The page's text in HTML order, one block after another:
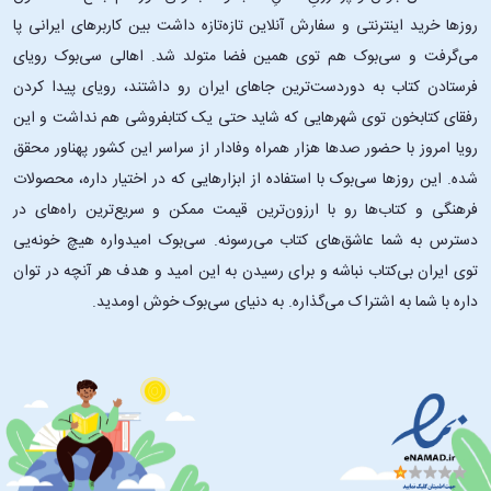
روزها خرید اینترنتی و سفارش آنلاین تازه‌تازه داشت بین کاربرهای ایرانی پا
می‌گرفت و سی‌بوک هم توی همین فضا متولد شد. اهالی سی‌بوک رویای
فرستادن کتاب به دوردست‌ترین جاهای ایران رو داشتند، رویای پیدا کردن
رفقای کتابخون توی شهرهایی که شاید حتی یک کتابفروشی هم نداشت و این
رویا امروز با حضور صدها هزار همراه وفادار از سراسر این کشور پهناور محقق
شده. این ‌روزها سی‌بوک با استفاده از ابزارهایی که در اختیار داره، محصولات
فرهنگی و کتاب‌ها رو با ارزون‌ترین قیمت ممکن و سریع‌ترین راه‌های در
دسترس به شما عاشق‌های کتاب می‌رسونه. سی‌بوک امیدواره هیچ خونه‌یی
توی ایران بی‌کتاب نباشه و برای رسیدن به این امید و هدف هر آنچه در توان
داره با شما به اشتراک می‌گذاره. به دنیای سی‌بوک خوش اومدید.